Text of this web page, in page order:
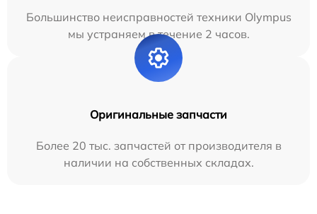
Большинство неисправностей техники Olympus
мы устраняем в течение 2 часов.
Оригинальные запчасти
Более 20 тыс. запчастей от производителя в
наличии на собственных складах.